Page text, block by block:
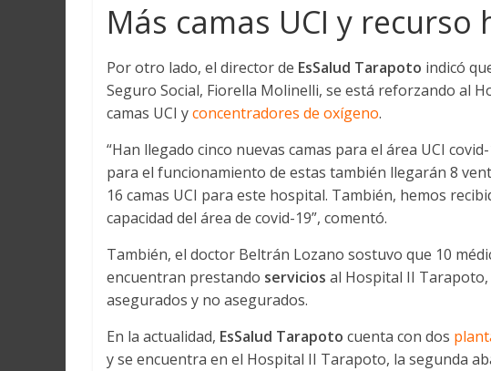
Más camas UCI y recurso
Por otro lado, el director de EsSalud Tarapoto indicó
Seguro Social, Fiorella Molinelli, se está reforzando al
camas UCI yconcentradores de oxígeno.
“Han llegado cinco nuevas camas para el área UCI
para el funcionamiento de estas también llegarán 8
16 camas UCI para este hospital. También, hemos
capacidad del área de covid-19”, comentó.
También, el doctor Beltrán Lozano sostuvo que 10
encuentran prestando servicios al Hospital II
asegurados y no asegurados.
En la actualidad, EsSalud Tarapoto cuenta con dos
y se encuentra en el Hospital II Tarapoto, la segunda